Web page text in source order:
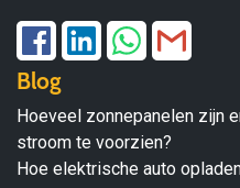
Blog
Hoeveel zonnepanelen zijn
stroom te voorzien?
Hoe elektrische auto